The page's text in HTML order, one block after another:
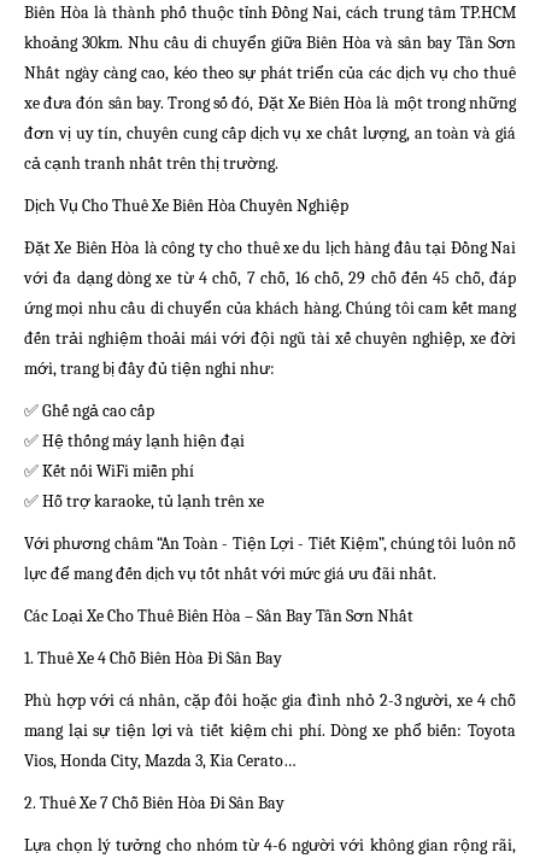
Biên Hòa là thành phố thuộc tỉnh Đồng Nai, cách trung tâm TP.HCM
khoảng 30km. Nhu cầu di chuyển giữa Biên Hòa và sân bay Tân Sơn
Nhất ngày càng cao, kéo theo sự phát triển của các dịch vụ cho thuê
xe đưa đón sân bay. Trong số đó, Đặt Xe Biên Hòa là một trong những
đơn vị uy tín, chuyên cung cấp dịch vụ xe chất lượng, an toàn và giá
cả cạnh tranh nhất trên thị trường.
Dịch Vụ Cho Thuê Xe Biên Hòa Chuyên Nghiệp
Đặt Xe Biên Hòa là công ty cho thuê xe du lịch hàng đầu tại Đồng Nai
với đa dạng dòng xe từ 4 chỗ, 7 chỗ, 16 chỗ, 29 chỗ đến 45 chỗ, đáp
ứng mọi nhu cầu di chuyển của khách hàng. Chúng tôi cam kết mang
đến trải nghiệm thoải mái với đội ngũ tài xế chuyên nghiệp, xe đời
mới, trang bị đầy đủ tiện nghi như:
✅ Ghế ngả cao cấp
✅ Hệ thống máy lạnh hiện đại
✅ Kết nối WiFi miễn phí
✅ Hỗ trợ karaoke, tủ lạnh trên xe
Với phương châm “An Toàn - Tiện Lợi - Tiết Kiệm”, chúng tôi luôn nỗ
lực để mang đến dịch vụ tốt nhất với mức giá ưu đãi nhất.
Các Loại Xe Cho Thuê Biên Hòa – Sân Bay Tân Sơn Nhất
1. Thuê Xe 4 Chỗ Biên Hòa Đi Sân Bay
Phù hợp với cá nhân, cặp đôi hoặc gia đình nhỏ 2-3 người, xe 4 chỗ
mang lại sự tiện lợi và tiết kiệm chi phí. Dòng xe phổ biến: Toyota
Vios, Honda City, Mazda 3, Kia Cerato…
2. Thuê Xe 7 Chỗ Biên Hòa Đi Sân Bay
Lựa chọn lý tưởng cho nhóm từ 4-6 người với không gian rộng rãi,